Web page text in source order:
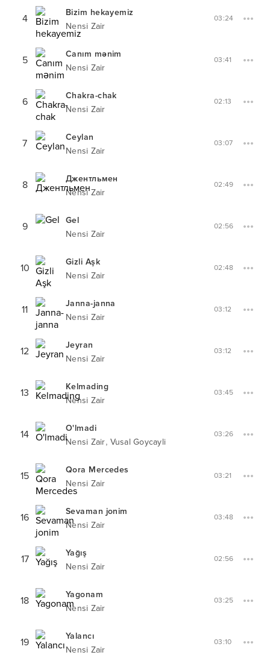
4
Bizim hekayemiz
Nensi Zair
03:24
5
Canım mənim
Nensi Zair
03:41
6
Chakra-chak
Nensi Zair
02:13
7
Ceylan
Nensi Zair
03:07
8
Джентльмен
Nensi Zair
02:49
9
Gel
Nensi Zair
02:56
10
Gizli Aşk
Nensi Zair
02:48
11
Janna-janna
Nensi Zair
03:12
12
Jeyran
Nensi Zair
03:12
13
Kelmading
Nensi Zair
03:45
14
O'lmadi
Nensi Zair, Vusal Goycayli
03:26
15
Qora Mercedes
Nensi Zair
03:21
16
Sevaman jonim
Nensi Zair
03:48
17
Yağış
Nensi Zair
02:56
18
Yagonam
Nensi Zair
03:25
19
Yalancı
Nensi Zair
03:10